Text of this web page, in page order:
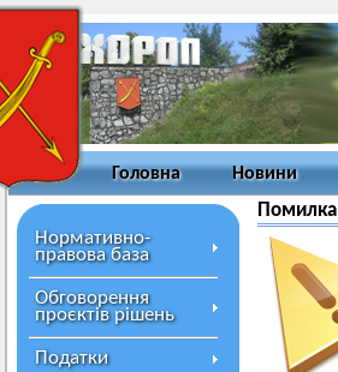
Головна Новини
Нормативно-
правова база
Обговорення
проєктів рішень
Податки
Помилка